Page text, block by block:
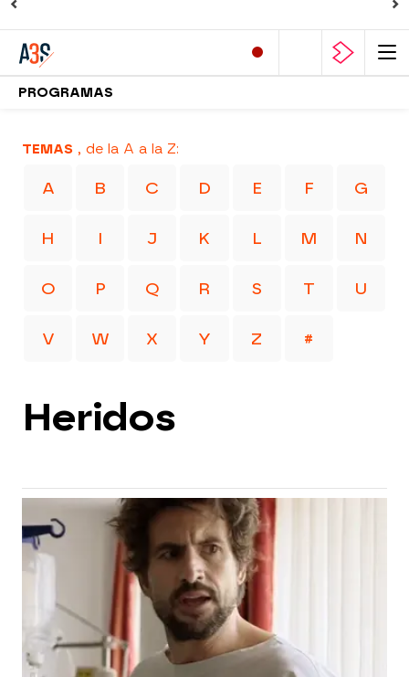
PROGRAMAS
TEMAS , de la A a la Z:
A B C D E F G
H I J K L M N
O P Q R S T U
V W X Y Z #
Heridos